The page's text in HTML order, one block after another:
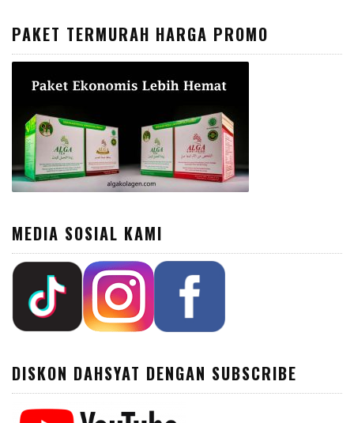
PAKET TERMURAH HARGA PROMO
MEDIA SOSIAL KAMI
DISKON DAHSYAT DENGAN SUBSCRIBE